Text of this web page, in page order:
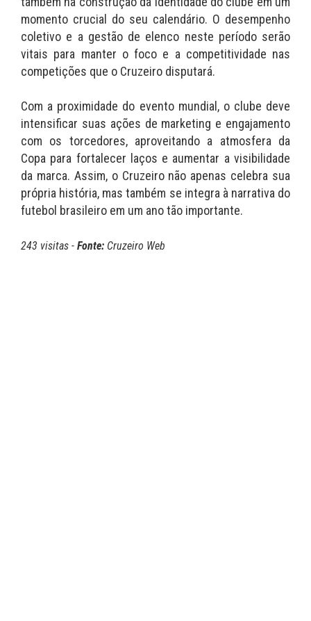
momento crucial do seu calendário. O desempenho
coletivo e a gestão de elenco neste período serão
vitais para manter o foco e a competitividade nas
competições que o Cruzeiro disputará.
Com a proximidade do evento mundial, o clube deve
intensificar suas ações de marketing e engajamento
com os torcedores, aproveitando a atmosfera da
Copa para fortalecer laços e aumentar a visibilidade
da marca. Assim, o Cruzeiro não apenas celebra sua
própria história, mas também se integra à narrativa do
futebol brasileiro em um ano tão importante.
243 visitas - Fonte: Cruzeiro Web